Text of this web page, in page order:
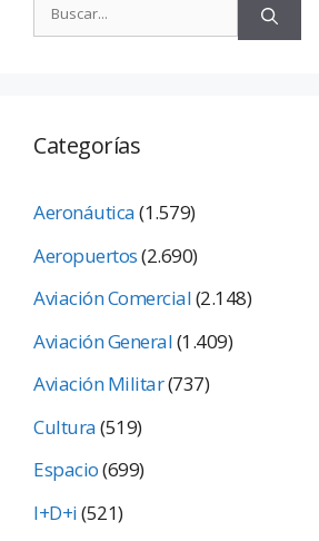
Categorías
Aeronáutica(1.579)
Aeropuertos(2.690)
Aviación Comercial(2.148)
Aviación General(1.409)
Aviación Militar(737)
Cultura(519)
Espacio(699)
I+D+i(521)